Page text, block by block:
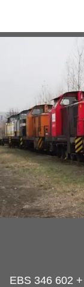
EBS 346 602